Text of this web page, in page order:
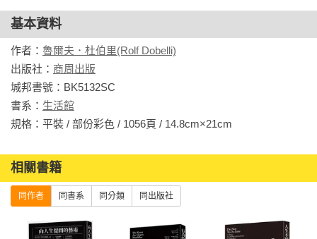
問題幽默諷刺、一針見血，讓人在開懷大笑或會心微笑之餘獲
得深刻的啟發。
每天，從真誠地回答一個問題開始，
透過不斷地反問，看見日漸清晰的生命輪廓。
生活的藝術：52個打造美好人生的思考工具
我們總以為成功是一點一滴拚搏、累積來的，
錯！美好人生不是「贏來的」，而是「輸掉的」。
少犯錯，幸福的可能性就越高。
基本資料
作者： 魯爾夫．杜伯里(Rolf Dobelli)
出版社： 商周出版
城邦書號：BK5132SC
書系： 生活館
規格：平裝 / 部份彩色 / 1056頁 / 14.8cm×21cm
相關書籍
同作者 同書系 同分類 同出版社